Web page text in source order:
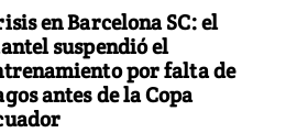
en Barcelona SC: el
suspendió el
por falta de
antes de la Copa